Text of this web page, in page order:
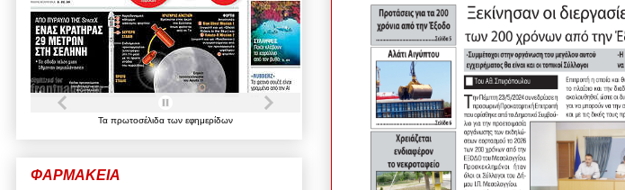
Τα πρωτοσέλιδα των εφημερίδων
ΦΑΡΜΑΚΕΙΑ